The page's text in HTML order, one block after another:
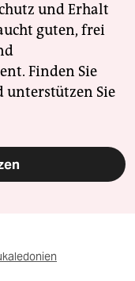
und Erhalt
guten, frei
Finden Sie
unterstützen Sie